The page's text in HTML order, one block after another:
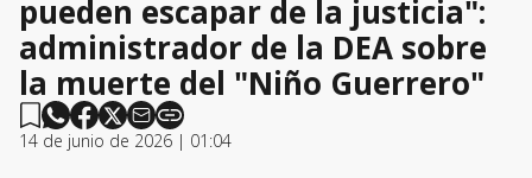
pueden escapar de la justicia":
administrador de la DEA sobre
la muerte del "Niño Guerrero"
14 de junio de 2026 | 01:04